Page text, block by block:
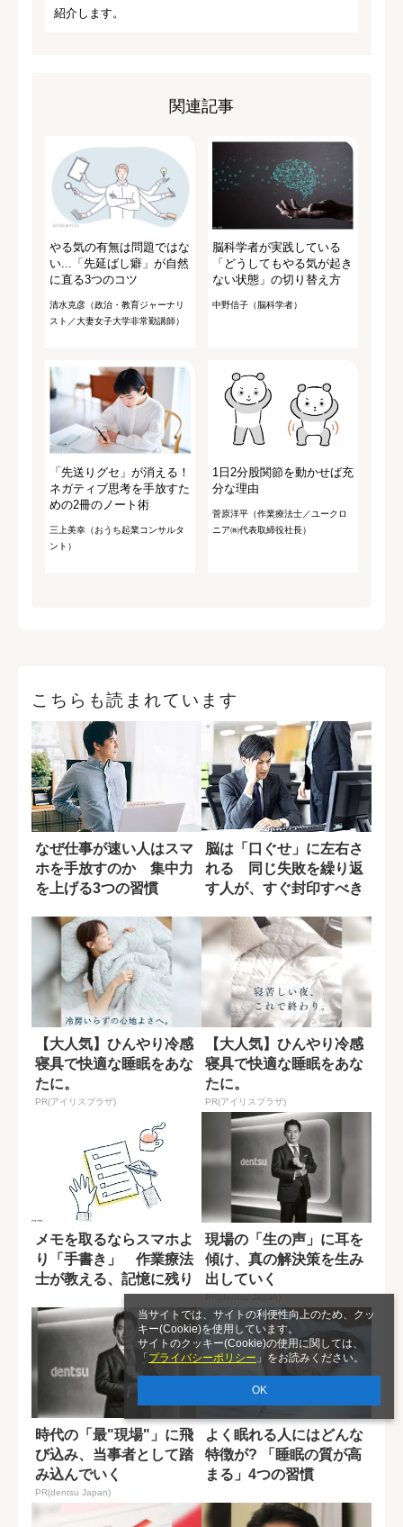
当サイトでは、サイトの利便性向上のため、クッ
キー(Cookie)を使用しています。
サイトのクッキー(Cookie)の使用に関しては、
「 プライバシーポリシー 」をお読みください。
OK
紹介します。
関連記事
やる気の有無は問題ではな
い...「先延ばし癖」が自然
に直る3つのコツ
清水克彦（政治・教育ジャーナリ
スト／大妻女子大学非常勤講師）
脳科学者が実践している
「どうしてもやる気が起き
ない状態」の切り替え方
中野信子（脳科学者）
「先送りグセ」が消える！
ネガティブ思考を手放すた
めの2冊のノート術
三上美幸（おうち起業コンサルタ
ント）
1日2分股関節を動かせば充
分な理由
菅原洋平（作業療法士／ユークロ
ニア㈱代表取締役社長）
こちらも読まれています
なぜ仕事が速い人はスマ
ホを手放すのか 集中力
を上げる3つの習慣
脳は「口ぐせ」に左右さ
れる 同じ失敗を繰り返
す人が、すぐ封印すべき
【大人気】ひんやり冷感
寝具で快適な睡眠をあな
たに。
PR(アイリスプラザ)
【大人気】ひんやり冷感
寝具で快適な睡眠をあな
たに。
PR(アイリスプラザ)
メモを取るならスマホよ
り「手書き」 作業療法
士が教える、記憶に残り
やすい4つのノ...
現場の「生の声」に耳を
傾け、真の解決策を生み
出していく
PR(dentsu Japan)
時代の「最"現場"」に飛
び込み、当事者として踏
み込んでいく
PR(dentsu Japan)
よく眠れる人にはどんな
特徴が? 「睡眠の質が高
まる」4つの習慣